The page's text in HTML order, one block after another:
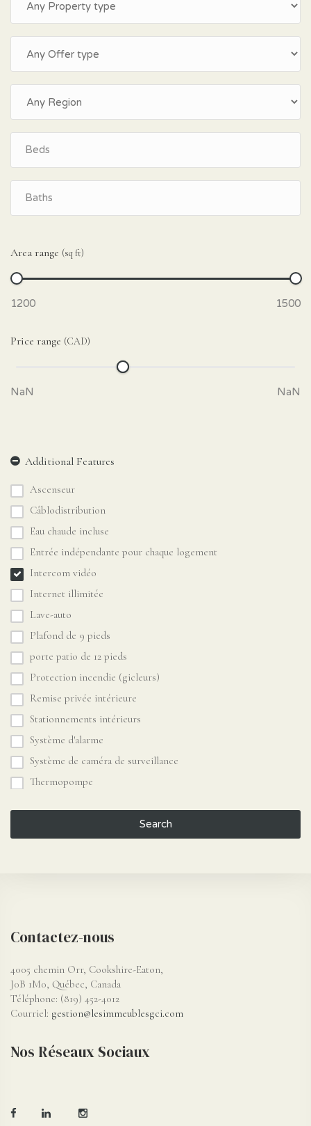
Area range (sq ft)
Price range (CAD)
Ascenseur
Câblodistribution
Eau chaude incluse
Entrée indépendante pour chaque logement
Intercom vidéo
Internet illimitée
Lave-auto
Plafond de 9 pieds
porte patio de 12 pieds
Protection incendie (gicleurs)
Remise privée intérieure
Stationnements intérieurs
Système d'alarme
Système de caméra de surveillance
Thermopompe
Search
Contactez-nous
4005 chemin Orr, Cookshire-Eaton,
J0B 1M0, Québec, Canada
Téléphone: (819) 452-4012
Courriel: gestion@lesimmeublesgci.com
Nos Réseaux Sociaux